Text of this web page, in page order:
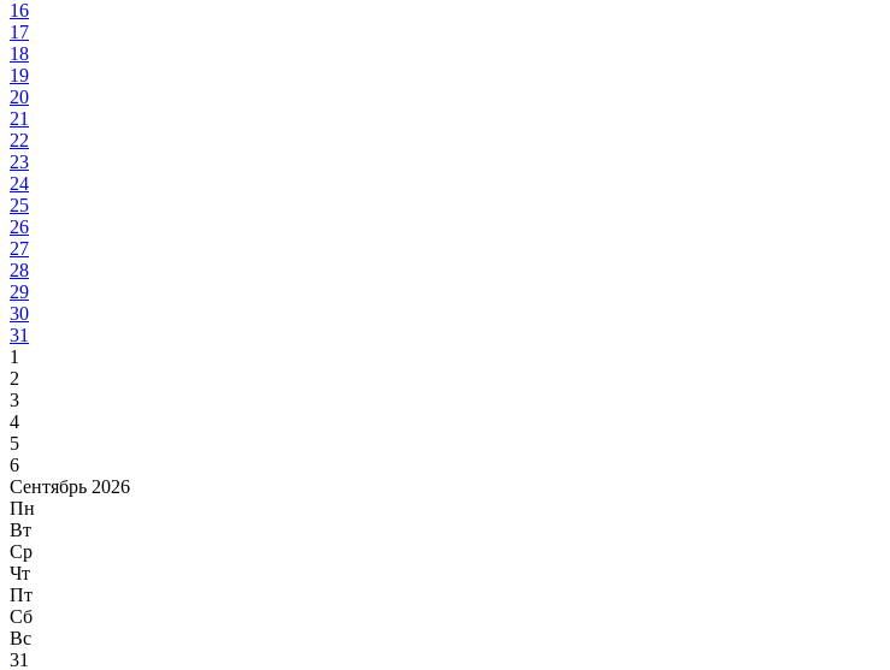
16
17
18
19
20
21
22
23
24
25
26
27
28
29
30
31
1
2
3
4
5
6
Сентябрь 2026
Пн
Вт
Ср
Чт
Пт
Сб
Вс
31